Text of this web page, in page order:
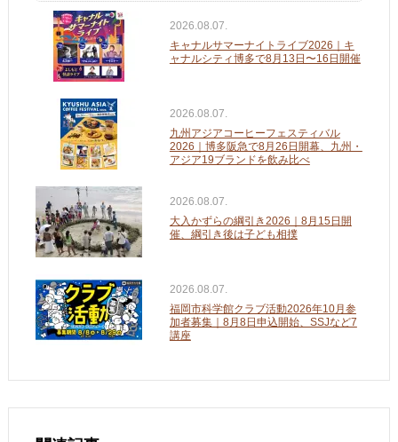
2026.08.07.
キャナルサマーナイトライブ2026｜キ
ャナルシティ博多で8月13日〜16日開催
2026.08.07.
九州アジアコーヒーフェスティバル
2026｜博多阪急で8月26日開幕、九州・
アジア19ブランドを飲み比べ
2026.08.07.
大入かずらの綱引き2026｜8月15日開
催、綱引き後は子ども相撲
2026.08.07.
福岡市科学館クラブ活動2026年10月参
加者募集｜8月8日申込開始、SSJなど7
講座